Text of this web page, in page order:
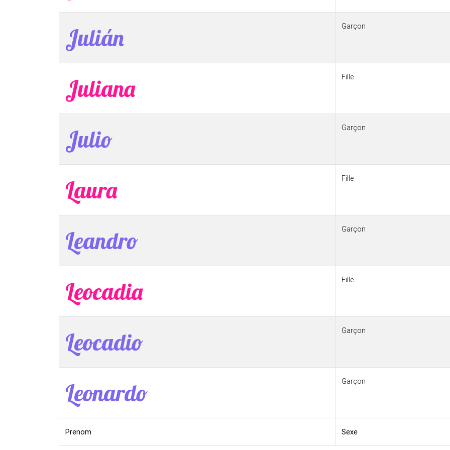
Julián Garçon
Juliana Fille
Julio Garçon
Laura Fille
Leandro Garçon
Leocadia Fille
Leocadio Garçon
Leonardo Garçon
Prenom Sexe